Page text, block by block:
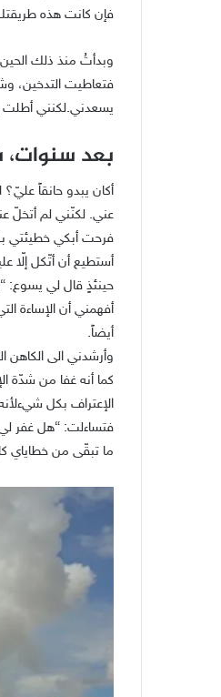
فإن كانت هذه
وبدأتُ منذ ذلك
فتعاطيت التدخين،
يسعدني.لكنني أطلت
بعد
أكان يبدو حانقاً
عني. لكنّني لم أتخلّ
فرحت أبكي خطيئتي
أستطيع أن أتّكل إلّا
حينئذٍ قال لي يسوع:
أفهمني أن الإساءة
أيضاً.
وأرشدني الى الكاهن
كما أنه غفا من شدّة
الإعتراف بكل
فتساءلت: “هل غفر
ما تبقّى من خطاياي